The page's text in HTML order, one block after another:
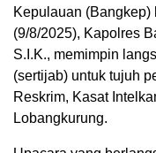
Kepulauan
(9/8/2025), Kapolres
S.I.K., memimpin
(sertijab) untuk tujuh
Reskrim, Kasat
Lobangkurung.